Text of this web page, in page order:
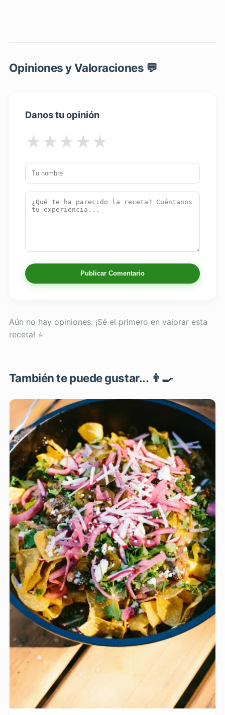
Opiniones y Valoraciones 💬
Danos tu opinión
★
★
★
★
★
Publicar Comentario
Aún no hay opiniones. ¡Sé el primero en valorar esta
receta! ⭐
También te puede gustar... 👨‍🍳